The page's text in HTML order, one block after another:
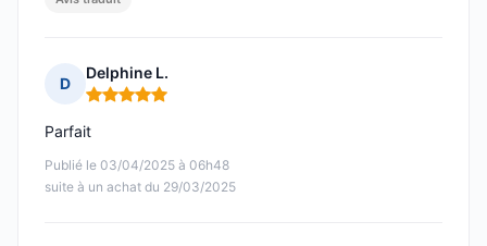
D
Delphine L.
Note : 5 sur 5
Publié le 03/04/2025 à 06h48
suite à un achat du 29/03/2025
Parfait